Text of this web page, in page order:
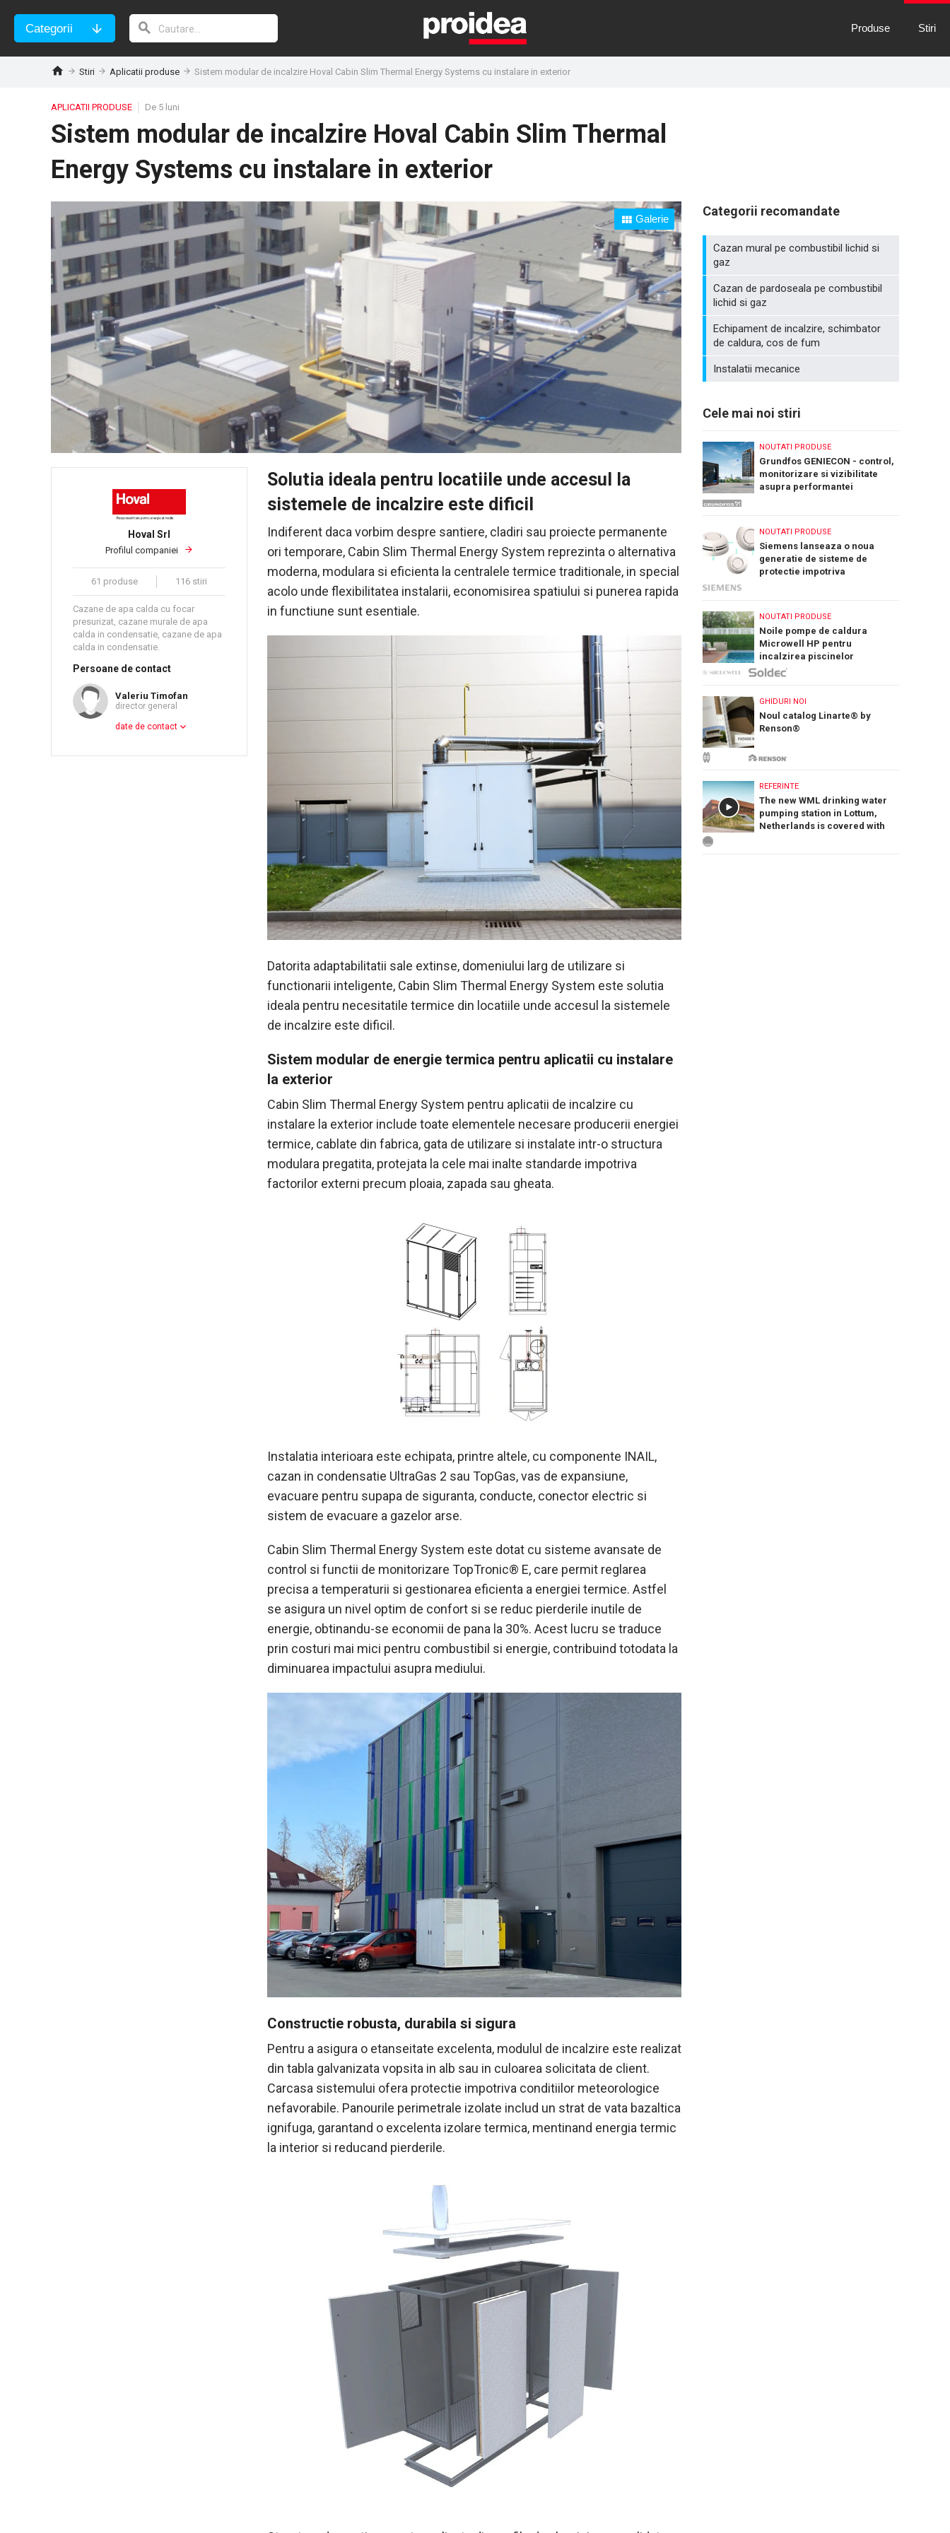
Categorii Produse Stiri
Stiri Aplicatii produse Sistem modular de incalzire Hoval Cabin Slim Thermal Energy Systems cu instalare in exterior
APLICATII PRODUSE De 5 luni
Sistem modular de incalzire Hoval Cabin Slim Thermal
Energy Systems cu instalare in exterior
Galerie
Hoval Srl
Profilul companiei
61 produse 116 stiri
Cazane de apa calda cu focar
presurizat, cazane murale de apa
calda in condensatie, cazane de apa
calda in condensatie.
Persoane de contact
Valeriu Timofan
director general
date de contact
Solutia ideala pentru locatiile unde accesul la
sistemele de incalzire este dificil
Indiferent daca vorbim despre santiere, cladiri sau proiecte permanente
ori temporare, Cabin Slim Thermal Energy System reprezinta o alternativa
moderna, modulara si eficienta la centralele termice traditionale, in special
acolo unde flexibilitatea instalarii, economisirea spatiului si punerea rapida
in functiune sunt esentiale.
Datorita adaptabilitatii sale extinse, domeniului larg de utilizare si
functionarii inteligente, Cabin Slim Thermal Energy System este solutia
ideala pentru necesitatile termice din locatiile unde accesul la sistemele
de incalzire este dificil.
Sistem modular de energie termica pentru aplicatii cu instalare
la exterior
Cabin Slim Thermal Energy System pentru aplicatii de incalzire cu
instalare la exterior include toate elementele necesare producerii energiei
termice, cablate din fabrica, gata de utilizare si instalate intr-o structura
modulara pregatita, protejata la cele mai inalte standarde impotriva
factorilor externi precum ploaia, zapada sau gheata.
Instalatia interioara este echipata, printre altele, cu componente INAIL,
cazan in condensatie UltraGas 2 sau TopGas, vas de expansiune,
evacuare pentru supapa de siguranta, conducte, conector electric si
sistem de evacuare a gazelor arse.
Cabin Slim Thermal Energy System este dotat cu sisteme avansate de
control si functii de monitorizare TopTronic® E, care permit reglarea
precisa a temperaturii si gestionarea eficienta a energiei termice. Astfel
se asigura un nivel optim de confort si se reduc pierderile inutile de
energie, obtinandu-se economii de pana la 30%. Acest lucru se traduce
prin costuri mai mici pentru combustibil si energie, contribuind totodata la
diminuarea impactului asupra mediului.
Constructie robusta, durabila si sigura
Pentru a asigura o etanseitate excelenta, modulul de incalzire este realizat
din tabla galvanizata vopsita in alb sau in culoarea solicitata de client.
Carcasa sistemului ofera protectie impotriva conditiilor meteorologice
nefavorabile. Panourile perimetrale izolate includ un strat de vata bazaltica
ignifuga, garantand o excelenta izolare termica, mentinand energia termic
la interior si reducand pierderile.
Categorii recomandate
Cazan mural pe combustibil lichid si
gaz
Cazan de pardoseala pe combustibil
lichid si gaz
Echipament de incalzire, schimbator
de caldura, cos de fum
Instalatii mecanice
Cele mai noi stiri
NOUTATI PRODUSE
Grundfos GENIECON - control,
monitorizare si vizibilitate
asupra performantei
NOUTATI PRODUSE
Siemens lanseaza o noua
generatie de sisteme de
protectie impotriva
NOUTATI PRODUSE
Noile pompe de caldura
Microwell HP pentru
incalzirea piscinelor
GHIDURI NOI
Noul catalog Linarte® by
Renson®
REFERINTE
The new WML drinking water
pumping station in Lottum,
Netherlands is covered with